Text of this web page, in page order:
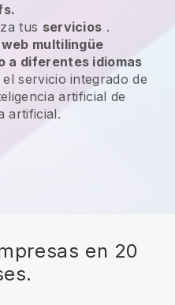
tus servicios .
multilingüe
a diferentes idiomas
servicio integrado de
artificial de
artificial.
en 20